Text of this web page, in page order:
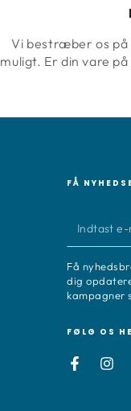
Vi bestræber os på
muligt. Er din vare
FÅ
Indtast
e-
mail
her
Få
dig
kampagner
FØLG OS
Facebook